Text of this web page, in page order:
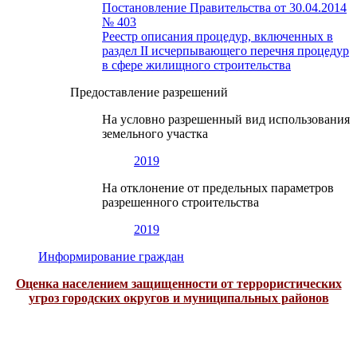
Постановление Правительства от 30.04.2014
№ 403
Реестр описания процедур, включенных в
раздел II исчерпывающего перечня процедур
в сфере жилищного строительства
Предоставление разрешений
На условно разрешенный вид использования
земельного участка
2019
На отклонение от предельных параметров
разрешенного строительства
2019
Информирование граждан
Оценка населением защищенности от террористических
угроз городских округов и муниципальных районов